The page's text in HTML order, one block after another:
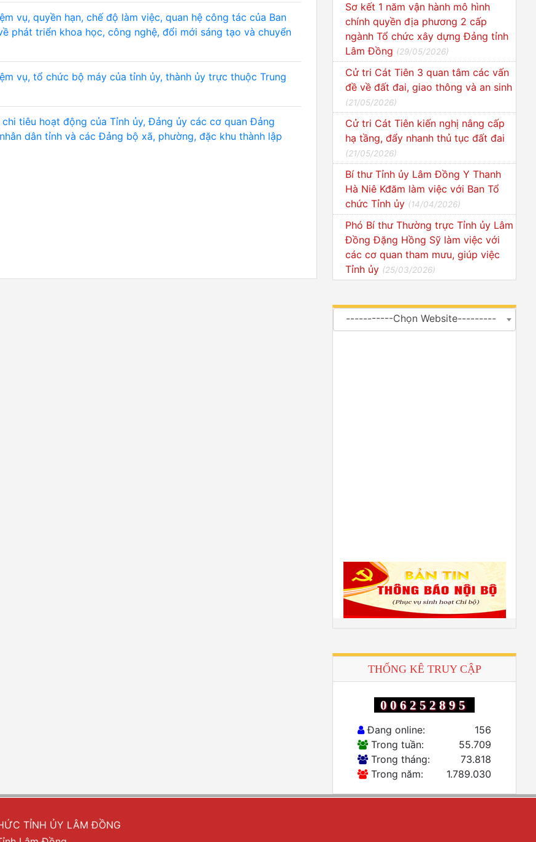
vụ, quyền hạn, chế độ làm việc, quan hệ công tác của Ban
phát triển khoa học, công nghệ, đổi mới sáng tạo và chuyển
vụ, tổ chức bộ máy của tỉnh ủy, thành ủy trực thuộc Trung
tiêu hoạt động của Tỉnh ủy, Đảng ủy các cơ quan Đảng
dân tỉnh và các Đảng bộ xã, phường, đặc khu thành lập
Sơ kết 1 năm vận hành mô hình
chính quyền địa phương 2 cấp
ngành Tổ chức xây dựng Đảng tỉnh
Lâm Đồng (29/05/2026)
Cử tri Cát Tiên 3 quan tâm các vấn
đề về đất đai, giao thông và an sinh
(21/05/2026)
Cử tri Cát Tiên kiến nghị nâng cấp
hạ tầng, đẩy nhanh thủ tục đất đai
(21/05/2026)
Bí thư Tỉnh ủy Lâm Đồng Y Thanh
Hà Niê Kđăm làm việc với Ban Tổ
chức Tỉnh ủy (14/04/2026)
Phó Bí thư Thường trực Tỉnh ủy Lâm
Đồng Đặng Hồng Sỹ làm việc với
các cơ quan tham mưu, giúp việc
Tỉnh ủy (25/03/2026)
-----------Chọn Website---------
THỐNG KÊ TRUY CẬP
006252895
Đang online:
156
Trong tuần:
55.709
Trong tháng:
73.818
Trong năm:
1.789.030
TỈNH ỦY LÂM ĐỒNG